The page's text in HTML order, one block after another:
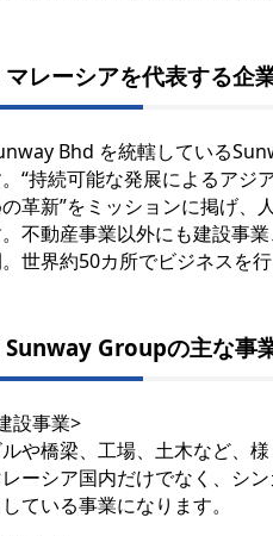
マレーシアを代表する企
Bhd を統轄している
“持続可能な発展によるアジ
革新”をミッションに掲げ、
不動産事業以外にも建設事
世界約50カ所でビジネスを行
Sunway Groupの主な事
設事業>
ルや橋梁、工場、土木など、
ーシア国内だけでなく、シ
ている事業になります。